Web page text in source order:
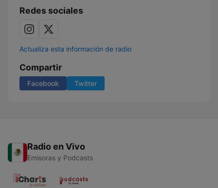
Redes sociales
Actualiza esta información de radio
Compartir
Facebook Twitter
Radio en Vivo
Emisoras y Podcasts